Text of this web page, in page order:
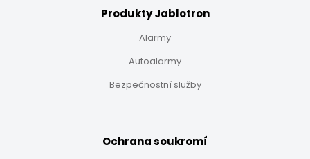
Produkty Jablotron
Alarmy
Autoalarmy
Bezpečnostní služby
Ochrana soukromí